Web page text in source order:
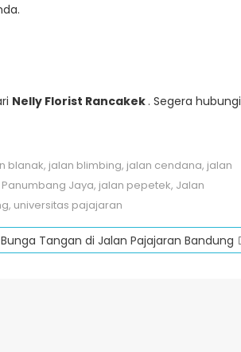
Nelly Florist Rancakek . Segera hubungi
blanak, jalan blimbing, jalan cendana, jalan
Jaya, jalan pepetek, Jalan
, universitas pajajaran
Tangan di Jalan Pajajaran Bandung